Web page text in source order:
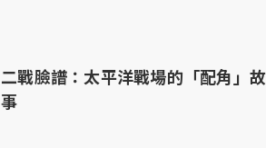
二戰臉譜：太平洋戰場的「配角」故
事